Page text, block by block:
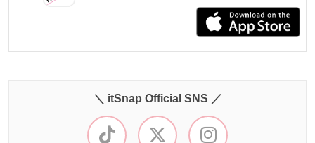
＼ itSnap Official SNS ／